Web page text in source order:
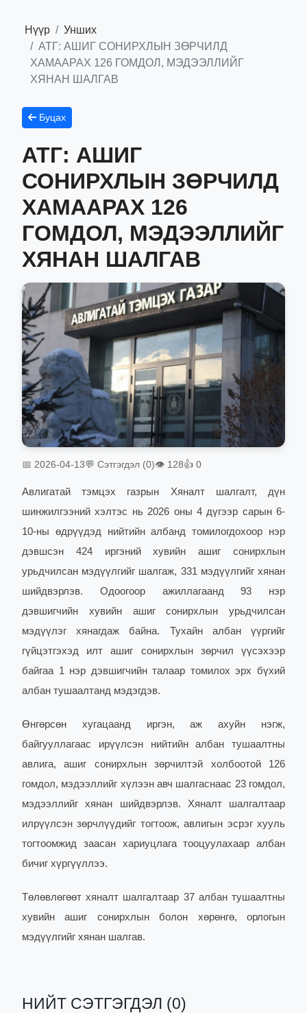
Нүүр
Унших
АТГ: АШИГ СОНИРХЛЫН ЗӨРЧИЛД
ХАМААРАХ 126 ГОМДОЛ, МЭДЭЭЛЛИЙГ
ХЯНАН ШАЛГАВ
Буцах
АТГ: АШИГ
СОНИРХЛЫН ЗӨРЧИЛД
ХАМААРАХ 126
ГОМДОЛ, МЭДЭЭЛЛИЙГ
ХЯНАН ШАЛГАВ
📅 2026-04-13💬 Сэтгэгдэл (0)👁 128👍 0
Авлигатай тэмцэх газрын Хяналт шалгалт, дүн
шинжилгээний хэлтэс нь 2026 оны 4 дүгээр сарын 6-
10-ны өдрүүдэд нийтийн албанд томилогдохоор нэр
дэвшсэн 424 иргэний хувийн ашиг сонирхлын
урьдчилсан мэдүүлгийг шалгаж, 331 мэдүүлгийг хянан
шийдвэрлэв. Одоогоор ажиллагаанд 93 нэр
дэвшигчийн хувийн ашиг сонирхлын урьдчилсан
мэдүүлэг хянагдаж байна. Тухайн албан үүргийг
гүйцэтгэхэд илт ашиг сонирхлын зөрчил үүсэхээр
байгаа 1 нэр дэвшигчийн талаар томилох эрх бүхий
албан тушаалтанд мэдэгдэв.
Өнгөрсөн хугацаанд иргэн, аж ахуйн нэгж,
байгууллагаас ирүүлсэн нийтийн албан тушаалтны
авлига, ашиг сонирхлын зөрчилтэй холбоотой 126
гомдол, мэдээллийг хүлээн авч шалгаснаас 23 гомдол,
мэдээллийг хянан шийдвэрлэв. Хяналт шалгалтаар
илрүүлсэн зөрчлүүдийг тогтоож, авлигын эсрэг хууль
тогтоомжид заасан хариуцлага тооцуулахаар албан
бичиг хүргүүллээ.
Төлөвлөгөөт хяналт шалгалтаар 37 албан тушаалтны
хувийн ашиг сонирхлын болон хөрөнгө, орлогын
мэдүүлгийг хянан шалгав.
НИЙТ СЭТГЭГДЭЛ (0)